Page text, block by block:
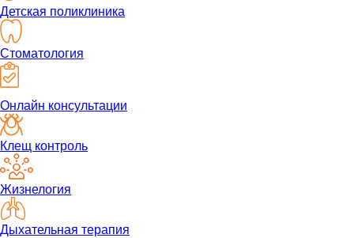
Детская поликлиника
Стоматология
Онлайн консультации
Клещ контроль
Жизнелогия
Дыхательная терапия